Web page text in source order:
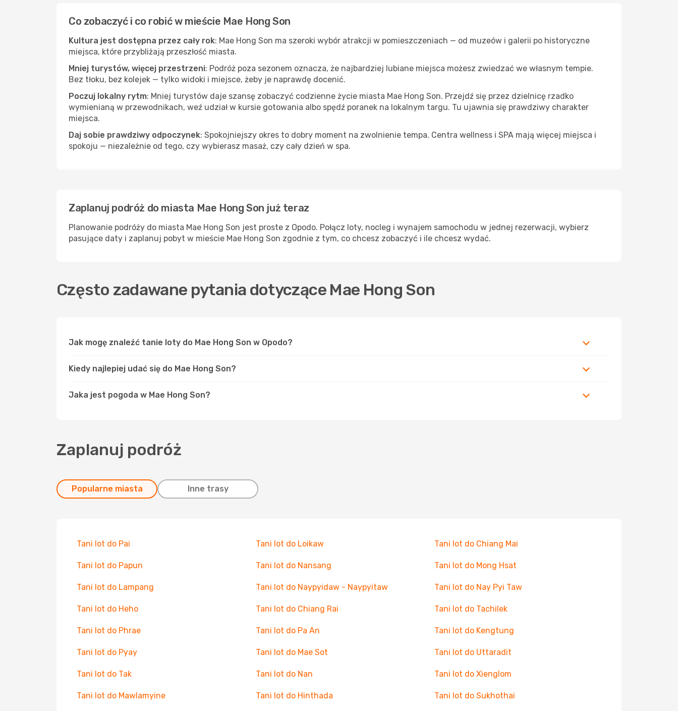
Co zobaczyć i co robić w mieście Mae Hong Son
Kultura jest dostępna przez cały rok: Mae Hong Son ma szeroki wybór atrakcji w pomieszczeniach — od muzeów i galerii po historyczne
miejsca, które przybliżają przeszłość miasta.
Mniej turystów, więcej przestrzeni: Podróż poza sezonem oznacza, że najbardziej lubiane miejsca możesz zwiedzać we własnym tempie.
Bez tłoku, bez kolejek — tylko widoki i miejsce, żeby je naprawdę docenić.
Poczuj lokalny rytm: Mniej turystów daje szansę zobaczyć codzienne życie miasta Mae Hong Son. Przejdź się przez dzielnicę rzadko
wymienianą w przewodnikach, weź udział w kursie gotowania albo spędź poranek na lokalnym targu. Tu ujawnia się prawdziwy charakter
miejsca.
Daj sobie prawdziwy odpoczynek: Spokojniejszy okres to dobry moment na zwolnienie tempa. Centra wellness i SPA mają więcej miejsca i
spokoju — niezależnie od tego, czy wybierasz masaż, czy cały dzień w spa.
Zaplanuj podróż do miasta Mae Hong Son już teraz
Planowanie podróży do miasta Mae Hong Son jest proste z Opodo. Połącz loty, nocleg i wynajem samochodu w jednej rezerwacji, wybierz
pasujące daty i zaplanuj pobyt w mieście Mae Hong Son zgodnie z tym, co chcesz zobaczyć i ile chcesz wydać.
Często zadawane pytania dotyczące Mae Hong Son
Jak mogę znaleźć tanie loty do Mae Hong Son w Opodo?
Kiedy najlepiej udać się do Mae Hong Son?
Jaka jest pogoda w Mae Hong Son?
Zaplanuj podróż
Popularne miasta Inne trasy
Tani lot do Pai Tani lot do Loikaw Tani lot do Chiang Mai
Tani lot do Papun Tani lot do Nansang Tani lot do Mong Hsat
Tani lot do Lampang Tani lot do Naypyidaw - Naypyitaw Tani lot do Nay Pyi Taw
Tani lot do Heho Tani lot do Chiang Rai Tani lot do Tachilek
Tani lot do Phrae Tani lot do Pa An Tani lot do Kengtung
Tani lot do Pyay Tani lot do Mae Sot Tani lot do Uttaradit
Tani lot do Tak Tani lot do Nan Tani lot do Xienglom
Tani lot do Mawlamyine Tani lot do Hinthada Tani lot do Sukhothai